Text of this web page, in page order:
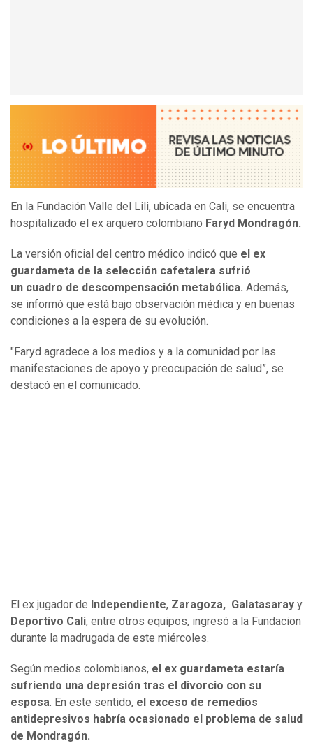
En la Fundación Valle del Lili, ubicada en Cali, se encuentra
hospitalizado el ex arquero colombiano Faryd Mondragón.
La versión oficial del centro médico indicó que el ex
guardameta de la selección cafetalera sufrió
un cuadro de descompensación metabólica. Además,
se informó que está bajo observación médica y en buenas
condiciones a la espera de su evolución.
"Faryd agradece a los medios y a la comunidad por las
manifestaciones de apoyo y preocupación de salud”, se
destacó en el comunicado.
El ex jugador de Independiente, Zaragoza, Galatasaray y
Deportivo Cali, entre otros equipos, ingresó a la Fundacion
durante la madrugada de este miércoles.
Según medios colombianos, el ex guardameta estaría
sufriendo una depresión tras el divorcio con su
esposa. En este sentido, el exceso de remedios
antidepresivos habría ocasionado el problema de salud
de Mondragón.